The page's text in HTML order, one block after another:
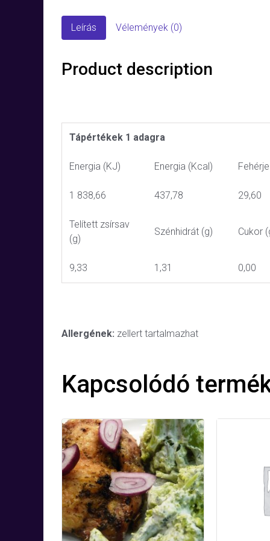
Leírás Vélemények (0)
Product description
Tápértékek 1 adagra
Energia (KJ) Energia (Kcal)
1 838,66 437,78 29,60
Telített zsírsav
(g)
Szénhidrát (g) Cukor
9,33 1,31 0,00
Allergének: zellert tartalmazhat
Kapcsolódó